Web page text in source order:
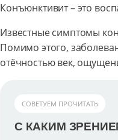
Конъюнктивит – это
Известные симптомы
Помимо этого,
отёчностью век,
СОВЕТУЕМ ПРОЧИТАТЬ
С КАКИМ